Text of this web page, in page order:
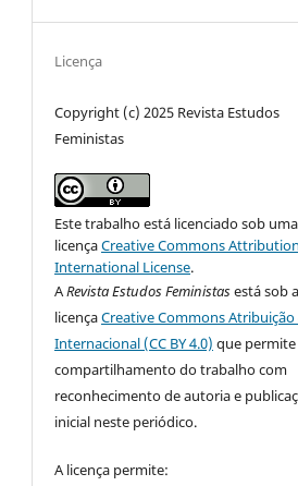
Licença
Copyright (c) 2025 Revista Estudos
Feministas
Este trabalho está licenciado sob uma
licençaCreative Commons
International License.
ARevista Estudos Feministasestá sob a
licençaCreative Commons Atribuição
Internacional (CC BY 4.0) que
compartilhamento do trabalho com
reconhecimento de autoria e
inicial neste periódico.
A licença permite: